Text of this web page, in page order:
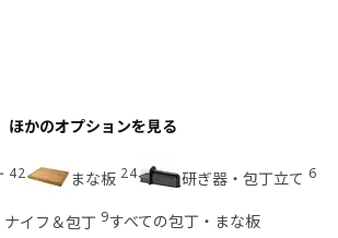
ほかのオプションを見る
42 まな板 24 研ぎ器・包丁立て 6
イフ＆包丁 9すべての包丁・まな板